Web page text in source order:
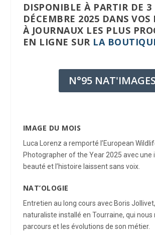
DISPONIBLE À PARTIR DE 3
DÉCEMBRE 2025 DANS VOS
À JOURNAUX LES PLUS
EN LIGNE SUR LA
N°95 NAT'IMAGES
IMAGE DU MOIS
Luca Lorenz a remporté l’European
Photographer of the Year 2025 avec une
beauté et l’histoire laissent sans voix.
NAT’OLOGIE
Entretien au long cours avec Boris
naturaliste installé en Tourraine, qui nous
parcours et les évolutions de son métier.